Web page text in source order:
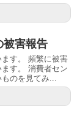
被害報告
す。 頻繁に被害
す。 消費者セン
のを見てみ...